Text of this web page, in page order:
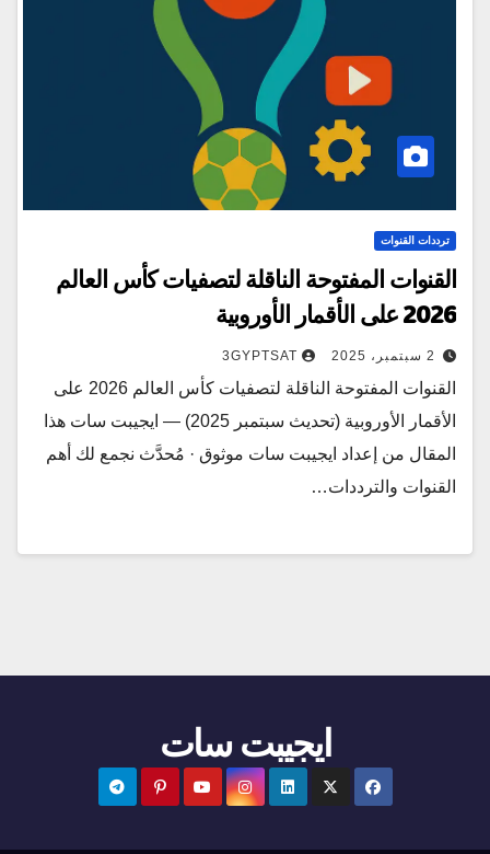
ترددات القنوات
القنوات المفتوحة الناقلة لتصفيات كأس العالم
2026 على الأقمار الأوروبية
2 سبتمبر، 2025 3GYPTSAT
القنوات المفتوحة الناقلة لتصفيات كأس العالم 2026 على
الأقمار الأوروبية (تحديث سبتمبر 2025) — ايجيبت سات هذا
المقال من إعداد ايجيبت سات موثوق · مُحدَّث نجمع لك أهم
القنوات والترددات…
ايجيبت سات